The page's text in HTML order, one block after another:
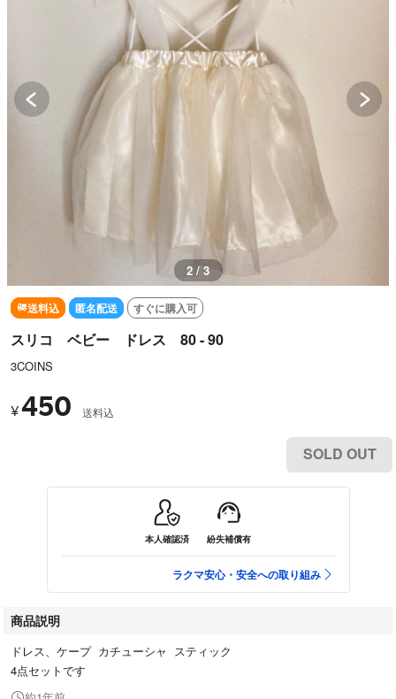
3 / 3
送料込 匿名配送 すぐに購入可
スリコ ベビー ドレス 80 - 90
3COINS
¥450 送料込
SOLD OUT
本人確認済 紛失補償有
ラクマ安心・安全への取り組み
商品説明
ドレス、ケープ カチューシャ スティック
4点セットです